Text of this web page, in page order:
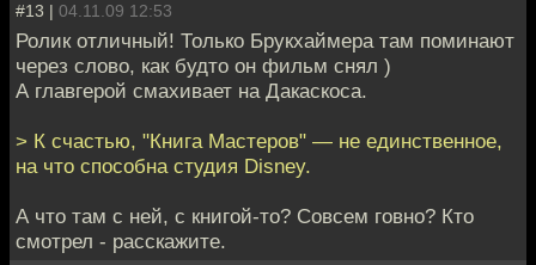
#13 | 04.11.09 12:53
Ролик отличный! Только Брукхаймера там поминают
через слово, как будто он фильм снял )
А главгерой смахивает на Дакаскоса.
> К счастью, "Книга Мастеров" — не единственное,
на что способна студия Disney.
А что там с ней, с книгой-то? Совсем говно? Кто
смотрел - расскажите.